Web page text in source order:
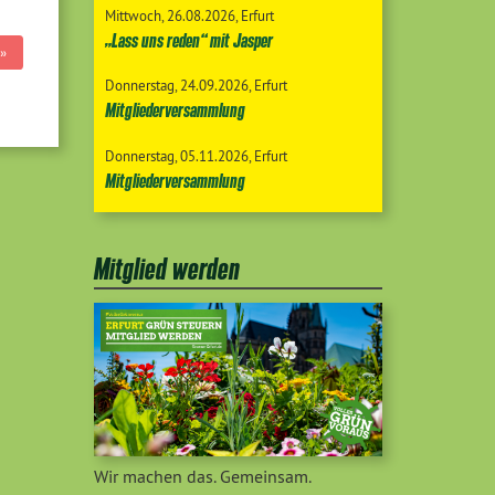
Mittwoch 26.08.2026 Erfurt
„Lass uns reden“ mit Jasper
Donnerstag 24.09.2026 Erfurt
Mitgliederversammlung
Donnerstag 05.11.2026 Erfurt
Mitgliederversammlung
Mitglied werden
Wir machen das. Gemeinsam.